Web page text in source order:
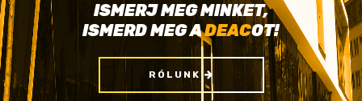
ISMERJ MEG MINKET,
ISMERD MEG ADEACOT!
RÓLUNK